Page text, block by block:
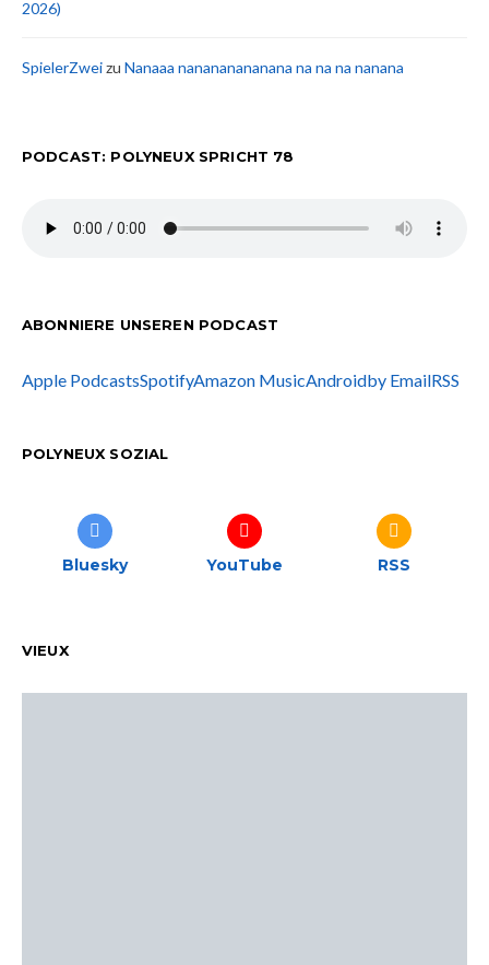
2026)
SpielerZweizu Nanaaa nanananananana na na na nanana
PODCAST: POLYNEUX SPRICHT 78
ABONNIERE UNSEREN PODCAST
Apple PodcastsSpotifyAmazon MusicAndroidby EmailRSS
POLYNEUX SOZIAL
Bluesky YouTube RSS
VIEUX